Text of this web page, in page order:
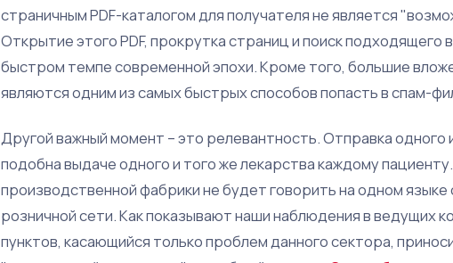
страничным PDF-каталогом для получателя не является
Открытие этого PDF, прокрутка страниц и поиск подходящего
быстром темпе современной эпохи. Кроме того, большие
являются одним из самых быстрых способов попасть в спам-
Другой важный момент – это релевантность. Отправка одного
подобна выдаче одного и того же лекарства каждому
производственной фабрики не будет говорить на одном
розничной сети. Как показывают наши наблюдения в ведущих
пунктов, касающийся только проблем данного сектора,